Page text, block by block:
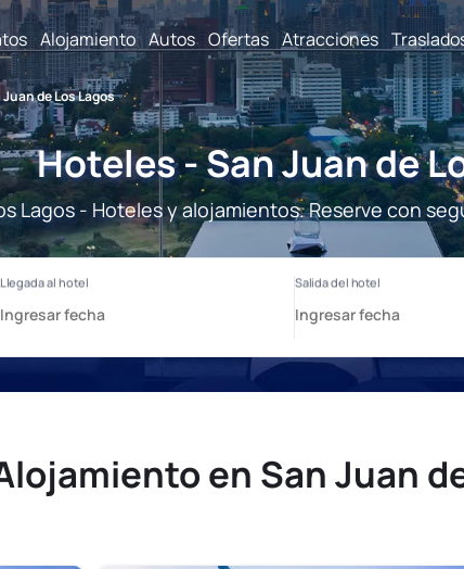
Alojamiento Autos Ofertas Atracciones
de Los Lagos
Hoteles - San Juan de
Lagos - Hoteles y alojamientos. Reserve con
en San Juan